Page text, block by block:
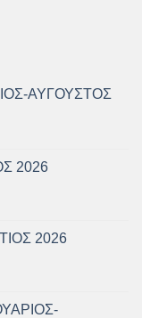
ΑΥΓΟΥΣΤΟΣ
2026
2026